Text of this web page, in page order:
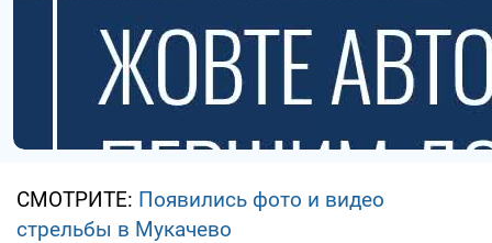
СМОТРИТЕ: Появились фото и видео
стрельбы в Мукачево